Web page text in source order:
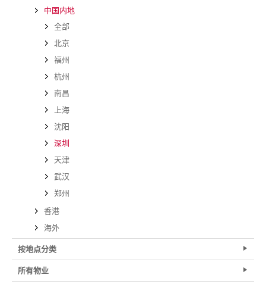
中国内地
全部
北京
福州
杭州
南昌
上海
沈阳
深圳
天津
武汉
郑州
香港
海外
按地点分类
所有物业